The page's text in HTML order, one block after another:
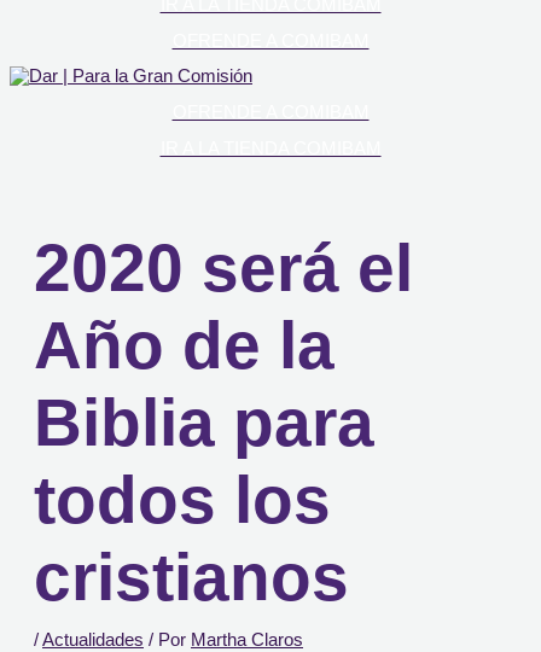
2020 será el
Año de la
Biblia para
todos los
cristianos
/Actualidades / Por Martha Claros